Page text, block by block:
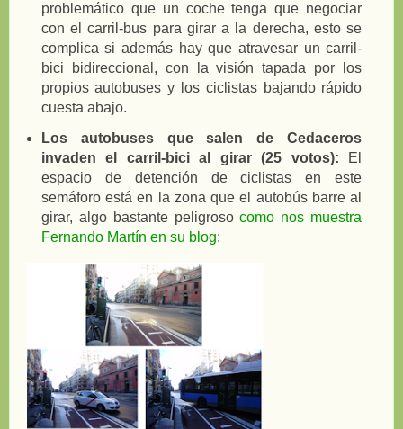
problemático que un coche tenga que negociar
con el carril-bus para girar a la derecha, esto se
complica si además hay que atravesar un carril-
bici bidireccional, con la visión tapada por los
propios autobuses y los ciclistas bajando rápido
cuesta abajo.
Los autobuses que salen de Cedaceros
invaden el carril-bici al girar (25 votos): El
espacio de detención de ciclistas en este
semáforo está en la zona que el autobús barre al
girar, algo bastante peligrosocomo nos muestra
Fernando Martín en su blog: